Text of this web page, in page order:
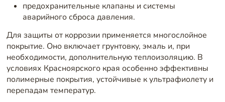
предохранительные клапаны и системы
аварийного сброса давления.
Для защиты от коррозии применяется многослойное
покрытие. Оно включает грунтовку, эмаль и, при
необходимости, дополнительную теплоизоляцию. В
условиях Красноярского края особенно эффективны
полимерные покрытия, устойчивые к ультрафиолету и
перепадам температур.